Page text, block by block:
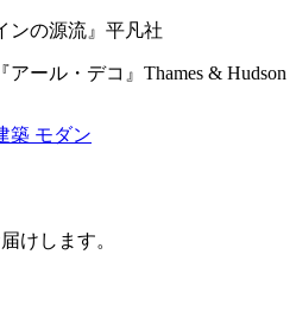
ンの源流』平凡社
ール・デコ』Thames & Hudson
築 モダン
けします。